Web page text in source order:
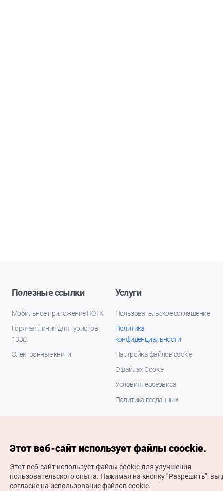
Полезные ссылки
Мобильное приложение НОТК
Горячая линия для туристов
1330
Электронные книги
Услуги
Пользовательское соглашение
Политика
конфиденциальности
Настройка файлов cookie
О файлах Cookie
Условия геосервиса
Политика геоданных
Этот веб-сайт использует файлы coockie.
Этот веб-сайт использует файлы cookie для улучшения
пользовательского опыта. Нажимая на кнопку "Разрешить", вы
согласие на использование файлов cookie.